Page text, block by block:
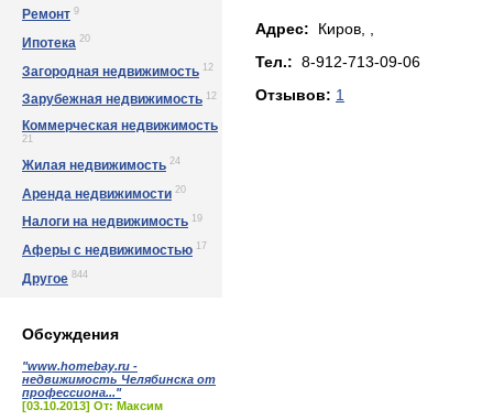
Ремонт 9
Ипотека 20
Загородная недвижимость 12
Зарубежная недвижимость 12
Коммерческая недвижимость
21
Жилая недвижимость 24
Аренда недвижимости 20
Налоги на недвижимость 19
Аферы с недвижимостью 17
Другое 844
Обсуждения
"www.homebay.ru -
недвижимость Челябинска от
профессиона..."
[03.10.2013] От: Максим
Адрес: Киров, ,
Тел.: 8-912-713-09-06
Отзывов: 1